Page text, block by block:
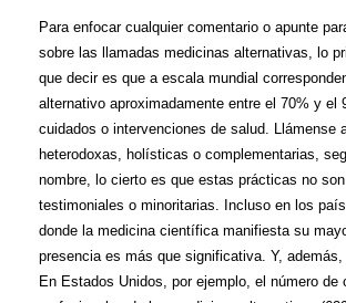
Para enfocar cualquier comentario o apunte
sobre las llamadas medicinas alternativas, lo
que decir es que a escala mundial
alternativo aproximadamente entre el 70% y el
cuidados o intervenciones de salud. Llámense
heterodoxas, holísticas o complementarias,
nombre, lo cierto es que estas prácticas no
testimoniales o minoritarias. Incluso en los
donde la medicina científica manifiesta su
presencia es más que significativa. Y, además,
En Estados Unidos, por ejemplo, el número de